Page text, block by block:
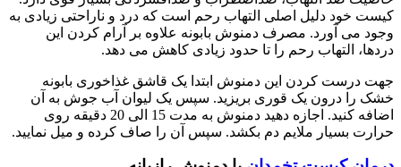
کیست خود دلیل اصلی التهاب رحم است که درد و ناراحتی زیادی به
وجود می آورد. مصرف دمنوش بابونه علاوه بر آرام کردن این
دردها، التهاب رحم را تا حدود زیادی کاهش می دهد.
جهت درست کردن این دمنوش ابتدا یک قاشق غذاخوری بابونه
خشک را درون یک قوری بریزید. سپس یک لیوان آب جوش به آن
اضافه کنید. اجازه دهید دمنوش به مدت 15 الی 20 دقیقه روی
حرارت بسیار ملایم دم بکشد. سپس آن را صاف کرده و میل نمایید.